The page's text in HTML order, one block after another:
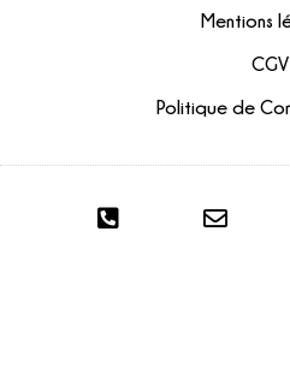
Mentions
CGV
Politique de